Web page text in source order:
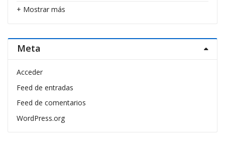
+ Mostrar más
Meta
Acceder
Feed de entradas
Feed de comentarios
WordPress.org